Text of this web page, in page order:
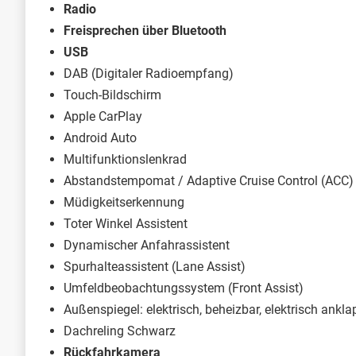
Radio
Freisprechen über Bluetooth
USB
DAB (Digitaler Radioempfang)
Touch-Bildschirm
Apple CarPlay
Android Auto
Multifunktionslenkrad
Abstandstempomat / Adaptive Cruise Control (ACC)
Müdigkeitserkennung
Toter Winkel Assistent
Dynamischer Anfahrassistent
Spurhalteassistent (Lane Assist)
Umfeldbeobachtungssystem (Front Assist)
Außenspiegel: elektrisch, beheizbar, elektrisch
Dachreling Schwarz
Rückfahrkamera